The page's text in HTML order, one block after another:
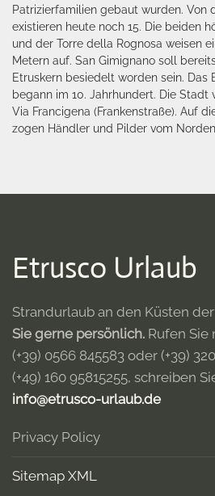
Patrizierfamilien gebaut wurden. Von
existieren heute noch 15. Die beiden
und der Torre della Rognosa weisen
Metern auf. San Gimignano soll
Etruskern besiedelt worden sein. Das
begann im 10. Jahrhundert. Die Stadt
Via Francigena (Frankenstraße). Auf
zogen Händler und Pilder vom
Etrusco Urlaub
Strandurlaub an den Küsten der
Sie gerne persönlich. Rufen Sie
(+39) 0566 845583 oder (+39)
(+49) 160 95815255, schreiben
info@etrusco-urlaub.de
Privacy Policy
Sitemap XML